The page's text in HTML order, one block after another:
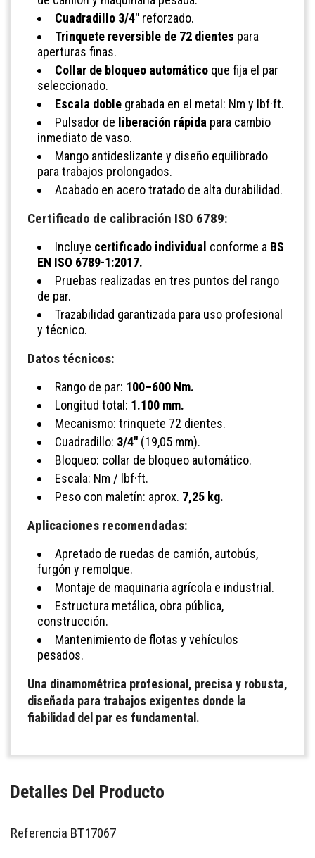
Cuadradillo 3/4" reforzado.
Trinquete reversible de 72 dientes para
aperturas finas.
Collar de bloqueo automático que fija el par
seleccionado.
Escala doble grabada en el metal: Nm y lbf·ft.
Pulsador de liberación rápida para cambio
inmediato de vaso.
Mango antideslizante y diseño equilibrado
para trabajos prolongados.
Acabado en acero tratado de alta durabilidad.
Certificado de calibración ISO 6789:
Incluye certificado individual conforme a BS
EN ISO 6789-1:2017.
Pruebas realizadas en tres puntos del rango
de par.
Trazabilidad garantizada para uso profesional
y técnico.
Datos técnicos:
Rango de par: 100–600 Nm.
Longitud total: 1.100 mm.
Mecanismo: trinquete 72 dientes.
Cuadradillo: 3/4" (19,05 mm).
Bloqueo: collar de bloqueo automático.
Escala: Nm / lbf·ft.
Peso con maletín: aprox. 7,25 kg.
Aplicaciones recomendadas:
Apretado de ruedas de camión, autobús,
furgón y remolque.
Montaje de maquinaria agrícola e industrial.
Estructura metálica, obra pública,
construcción.
Mantenimiento de flotas y vehículos
pesados.
Una dinamométrica profesional, precisa y robusta,
diseñada para trabajos exigentes donde la
fiabilidad del par es fundamental.
Detalles Del Producto
Referencia BT17067